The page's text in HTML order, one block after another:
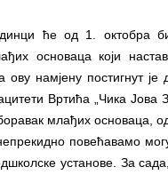
ће од 1. октобра
основаца који
ову намјену постигнут
Вртића „Чика Јова
млађих основаца,
повећавамо
установе. За